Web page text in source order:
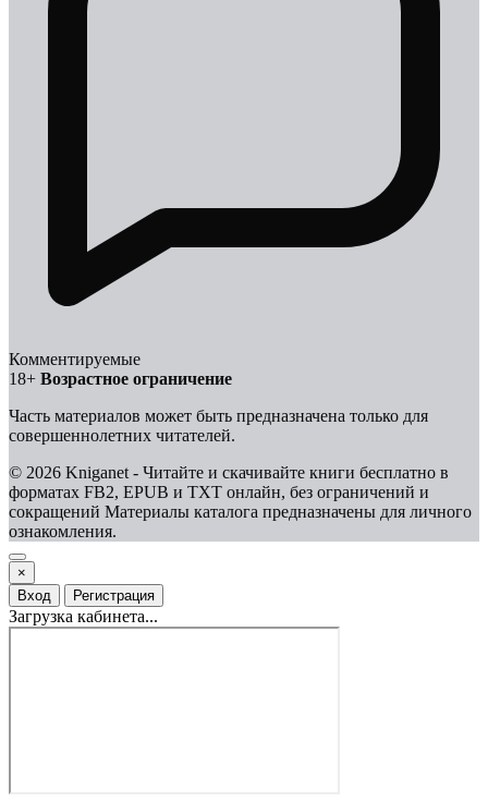
Комментируемые
18+ Возрастное ограничение
Часть материалов может быть предназначена только для
совершеннолетних читателей.
© 2026 Kniganet - Читайте и скачивайте книги бесплатно в
форматах FB2, EPUB и TXT онлайн, без ограничений и
сокращений Материалы каталога предназначены для личного
ознакомления.
×
Вход
Регистрация
Загрузка кабинета...